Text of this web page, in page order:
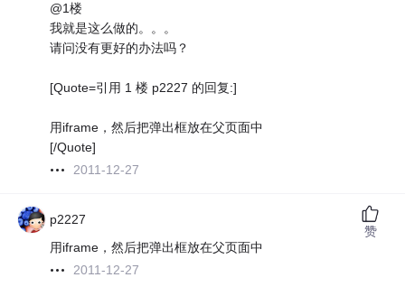
@1楼
我就是这么做的。。。
请问没有更好的办法吗？
[Quote=引用 1 楼 p2227 的回复:]
用iframe，然后把弹出框放在父页面中
[/Quote]
2011-12-27
p2227
用iframe，然后把弹出框放在父页面中
2011-12-27
赞